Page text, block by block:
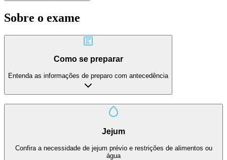
Sobre o exame
Como se preparar
Entenda as informações de preparo com antecedência
Jejum
Confira a necessidade de jejum prévio e restrições de alimentos ou
água